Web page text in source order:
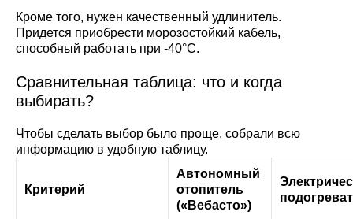
Кроме того, нужен качественный удлинитель.
Придется приобрести морозостойкий кабель,
способный работать при -40°C.
Сравнительная таблица: что и когда
выбирать?
Чтобы сделать выбор было проще, собрали всю
информацию в удобную таблицу.
Критерий
Автономный
отопитель
(«Вебасто»)